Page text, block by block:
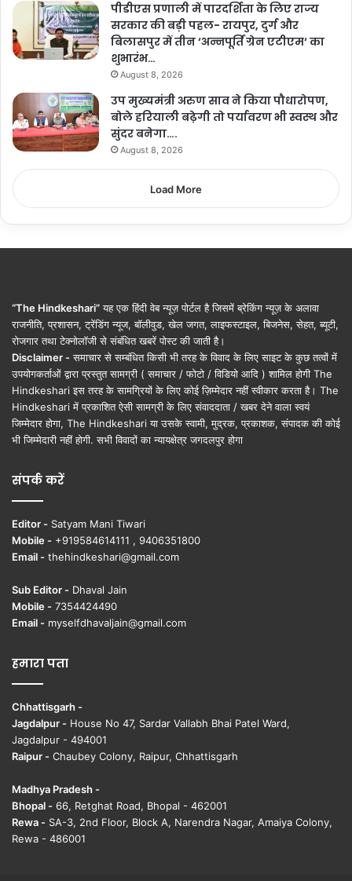
पीडीएस प्रणाली में पारदर्शिता के लिए राज्य
सरकार की बड़ी पहल- रायपुर, दुर्ग और
बिलासपुर में तीन ‘अन्नपूर्ति ग्रेन एटीएम‘ का
शुभारंभ…
August 8, 2026
उप मुख्यमंत्री अरुण साव ने किया पौधारोपण,
बोले हरियाली बढ़ेगी तो पर्यावरण भी स्वस्थ और
सुंदर बनेगा….
August 8, 2026
Load More
“The Hindkeshari”यह एक हिंदी वेब न्यूज़ पोर्टल है जिसमें ब्रेकिंग न्यूज़ के अलावा
राजनीति, प्रशासन, ट्रेंडिंग न्यूज, बॉलीवुड, खेल जगत, लाइफस्टाइल, बिजनेस, सेहत, ब्यूटी,
रोजगार तथा टेक्नोलॉजी से संबंधित खबरें पोस्ट की जाती है।
Disclaimer - समाचार से सम्बंधित किसी भी तरह के विवाद के लिए साइट के कुछ तत्वों में
उपयोगकर्ताओं द्वारा प्रस्तुत सामग्री ( समाचार / फोटो / विडियो आदि ) शामिल होगी The
Hindkeshari इस तरह के सामग्रियों के लिए कोई ज़िम्मेदार नहीं स्वीकार करता है। The
Hindkeshari में प्रकाशित ऐसी सामग्री के लिए संवाददाता / खबर देने वाला स्वयं
जिम्मेदार होगा, The Hindkeshari या उसके स्वामी, मुद्रक, प्रकाशक, संपादक की कोई
भी जिम्मेदारी नहीं होगी. सभी विवादों का न्यायक्षेत्र जगदलपुर होगा
संपर्क करें
Editor - Satyam Mani Tiwari
Mobile - +919584614111 , 9406351800
Email - thehindkeshari@gmail.com
Sub Editor - Dhaval Jain
Mobile - 7354424490
Email - myselfdhavaljain@gmail.com
हमारा पता
Chhattisgarh -
Jagdalpur - House No 47, Sardar Vallabh Bhai Patel Ward,
Jagdalpur - 494001
Raipur - Chaubey Colony, Raipur, Chhattisgarh
Madhya Pradesh -
Bhopal - 66, Retghat Road, Bhopal - 462001
Rewa - SA-3, 2nd Floor, Block A, Narendra Nagar, Amaiya Colony,
Rewa - 486001